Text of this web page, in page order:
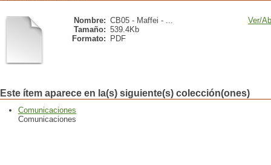
Nombre: CB05 - Maffei - ...
Tamaño: 539.4Kb
Formato:
PDF
Ver/
Este ítem aparece en la(s) siguiente(s) colección(ones)
Comunicaciones
Comunicaciones